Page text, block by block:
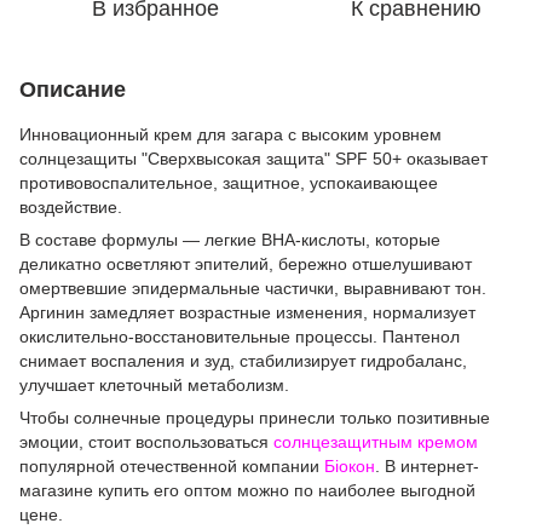
В избранное К сравнению
Описание
Инновационный крем для загара с высоким уровнем
солнцезащиты "Сверхвысокая защита" SPF 50+ оказывает
противовоспалительное, защитное, успокаивающее
воздействие.
В составе формулы — легкие ВНА-кислоты, которые
деликатно осветляют эпителий, бережно отшелушивают
омертвевшие эпидермальные частички, выравнивают тон.
Аргинин замедляет возрастные изменения, нормализует
окислительно-восстановительные процессы. Пантенол
снимает воспаления и зуд, стабилизирует гидробаланс,
улучшает клеточный метаболизм.
Чтобы солнечные процедуры принесли только позитивные
эмоции, стоит воспользоваться солнцезащитным кремом
популярной отечественной компании Біокон . В интернет-
магазине купить его оптом можно по наиболее выгодной
цене.